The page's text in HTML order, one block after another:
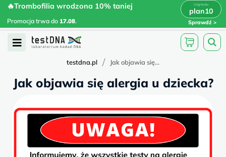
Skip
content
🔥Trombofilia wrodzona 10% taniej
Promocja trwa do 17.08.
plan10
Sprawdź
🔥Trombofilia wrodzona 10% taniej
plan10 x
Open
testdna.pl / Jak objawia się...
Jak objawia się alergia u dziecka?